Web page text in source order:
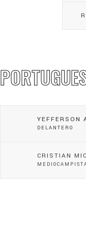
YEFFERSON
DELANTERO
CRISTIAN